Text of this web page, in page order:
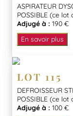
ASPIRATEUR
POSSIBLE (ce
Adjugé à : 190 €
En savoir plus
LOT 115
DEFROISSEUR
POSSIBLE (ce
Adjugé à : 100 €